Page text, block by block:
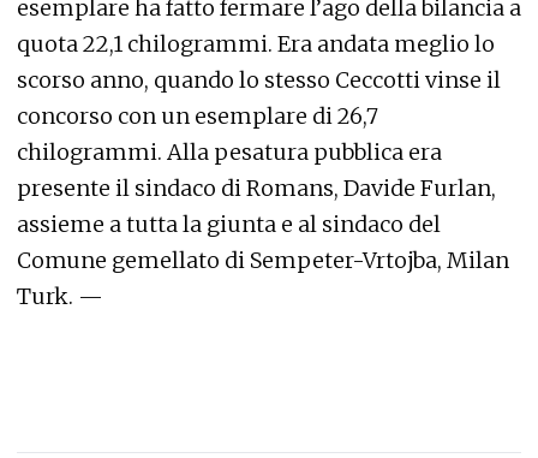
esemplare ha fatto fermare l’ago della bilancia a
quota 22,1 chilogrammi. Era andata meglio lo
scorso anno, quando lo stesso Ceccotti vinse il
concorso con un esemplare di 26,7
chilogrammi. Alla pesatura pubblica era
presente il sindaco di Romans, Davide Furlan,
assieme a tutta la giunta e al sindaco del
Comune gemellato di Sempeter-Vrtojba, Milan
Turk. —